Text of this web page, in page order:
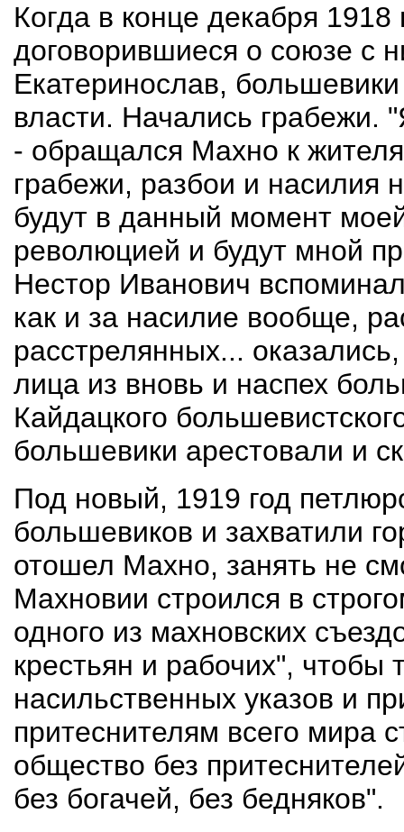
Когда в конце декабря
договорившиеся о союзе с
Екатеринослав,
власти. Начались грабежи.
- обращался Махно к
грабежи, разбои и насилия
будут в данный момент
революцией и будут мной
Нестор Иванович
как и за насилие вообще,
расстрелянных...
лица из вновь и наспех
Кайдацкого
большевики арестовали и
Под новый, 1919 год
большевиков и захватили
отошел Махно, занять не
Махновии строился в
одного из махновских
крестьян и рабочих", чтобы
насильственных указов и
притеснителям всего мира
общество без
без богачей, без бедняков".